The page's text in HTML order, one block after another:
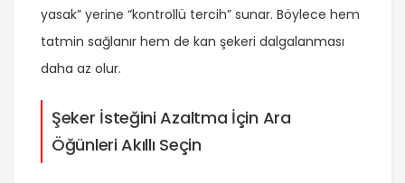
yasak” yerine “kontrollü tercih” sunar. Böylece hem
tatmin sağlanır hem de kan şekeri dalgalanması
daha az olur.
Şeker İsteğini Azaltma İçin Ara
Öğünleri Akıllı Seçin